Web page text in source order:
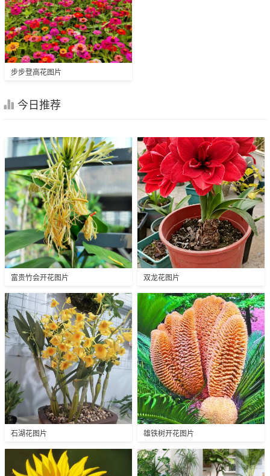
步步登高花图片
今日推荐
富贵竹会开花图片 双龙花图片
石湖花图片 雄铁树开花图片